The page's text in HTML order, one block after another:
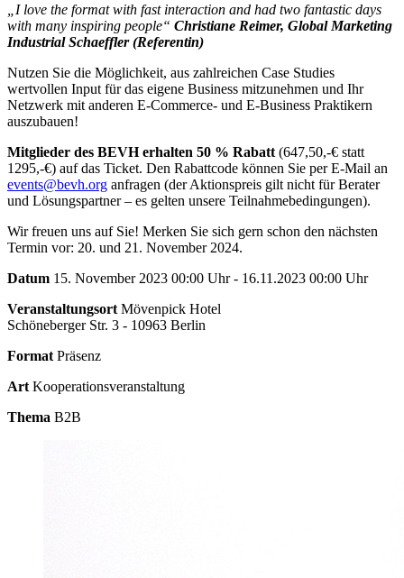
„I love the format with fast interaction and had two fantastic days
with many inspiring people“ Christiane Reimer, Global Marketing
Industrial Schaeffler (Referentin)
Nutzen Sie die Möglichkeit, aus zahlreichen Case Studies
wertvollen Input für das eigene Business mitzunehmen und Ihr
Netzwerk mit anderen E-Commerce- und E-Business Praktikern
auszubauen!
Mitglieder des BEVH erhalten 50 % Rabatt (647,50,-€ statt
1295,-€) auf das Ticket. Den Rabattcode können Sie per E-Mail an
events@bevh.org anfragen (der Aktionspreis gilt nicht für Berater
und Lösungspartner – es gelten unsere Teilnahmebedingungen).
Wir freuen uns auf Sie! Merken Sie sich gern schon den nächsten
Termin vor: 20. und 21. November 2024.
Datum 15. November 2023 00:00 Uhr - 16.11.2023 00:00 Uhr
Veranstaltungsort Mövenpick Hotel
Schöneberger Str. 3 - 10963 Berlin
Format Präsenz
Art Kooperationsveranstaltung
Thema B2B